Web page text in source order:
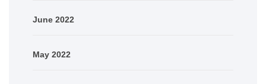
June 2022
May 2022